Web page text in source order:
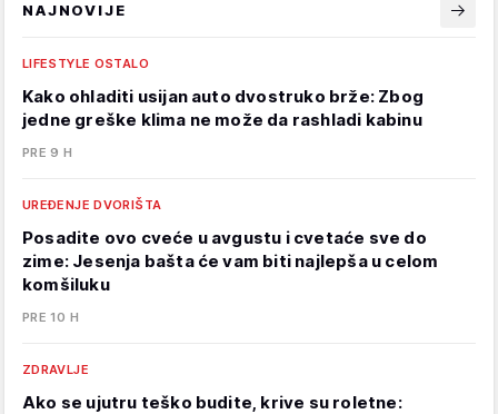
NAJNOVIJE
LIFESTYLE OSTALO
Kako ohladiti usijan auto dvostruko brže: Zbog
jedne greške klima ne može da rashladi kabinu
PRE 9 H
UREĐENJE DVORIŠTA
Posadite ovo cveće u avgustu i cvetaće sve do
zime: Jesenja bašta će vam biti najlepša u celom
komšiluku
PRE 10 H
ZDRAVLJE
Ako se ujutru teško budite, krive su roletne: